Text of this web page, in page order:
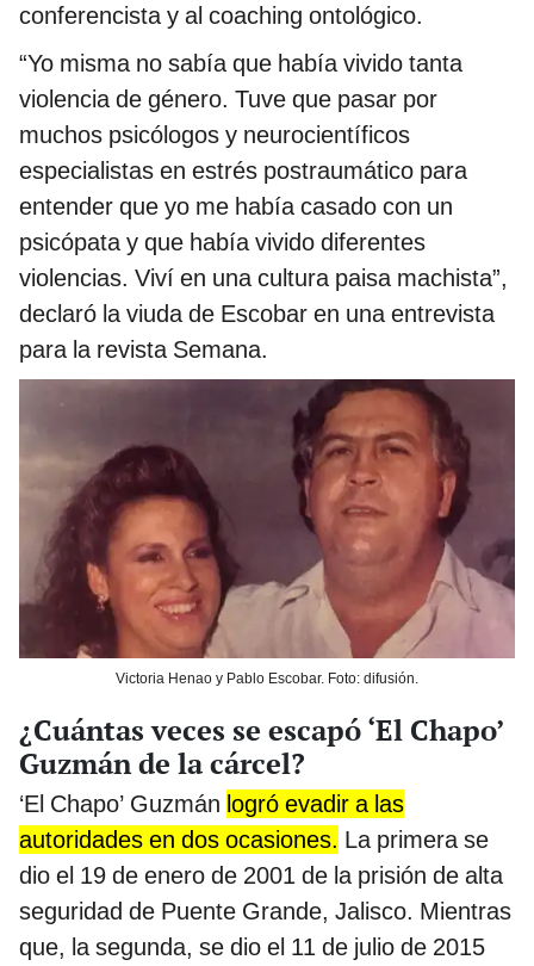
conferencista y al coaching ontológico.
“Yo misma no sabía que había vivido tanta
violencia de género. Tuve que pasar por
muchos psicólogos y neurocientíficos
especialistas en estrés postraumático para
entender que yo me había casado con un
psicópata y que había vivido diferentes
violencias. Viví en una cultura paisa machista”,
declaró la viuda de Escobar en una entrevista
para la revista Semana.
Victoria Henao y Pablo Escobar. Foto: difusión.
¿Cuántas veces se escapó ‘El Chapo’
Guzmán de la cárcel?
‘El Chapo’ Guzmán logró evadir a las
autoridades en dos ocasiones. La primera se
dio el 19 de enero de 2001 de la prisión de alta
seguridad de Puente Grande, Jalisco. Mientras
que, la segunda, se dio el 11 de julio de 2015